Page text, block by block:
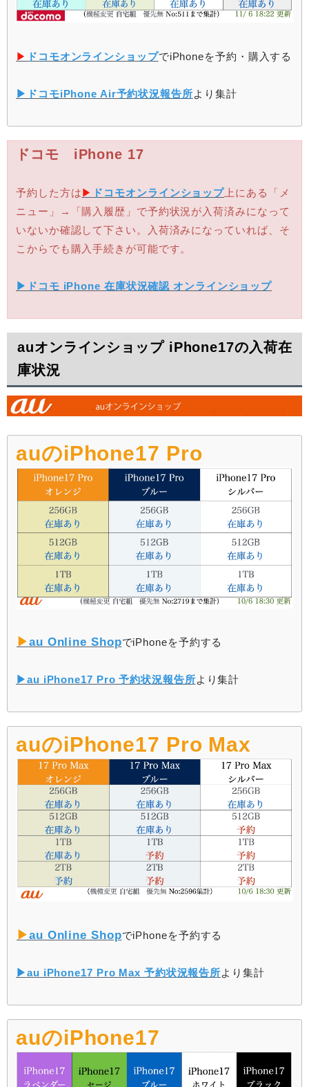
▶︎ ドコモオンラインショップでiPhoneを予約・購入する
▶︎ドコモiPhone Air予約状況報告所より集計
ドコモ iPhone 17
予約した方は ▶︎ ドコモオンラインショップ上にある「メ
ニュー」→「購入履歴」で予約状況が入荷済みになって
いないか確認して下さい。入荷済みになっていれば、そ
こからでも購入手続きが可能です。
▶︎ドコモ iPhone 在庫状況確認 オンラインショップ
auオンラインショップ iPhone17の入荷在
庫状況
auのiPhone17 Pro
▶︎au Online ShopでiPhoneを予約する
▶︎au iPhone17 Pro 予約状況報告所より集計
auのiPhone17 Pro Max
▶︎au Online ShopでiPhoneを予約する
▶︎au iPhone17 Pro Max 予約状況報告所より集計
auのiPhone17